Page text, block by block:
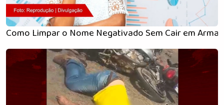
Como Limpar o Nome Negativado Sem Cair em